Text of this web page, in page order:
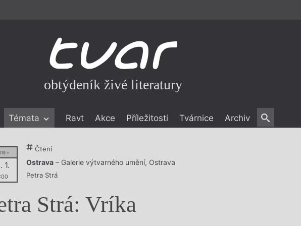
obtýdeník živé literatury
Témata Ravt Akce Příležitosti Tvárnice Archiv
=
1.
Čtení
Ostrava – Galerie výtvarného umění, Ostrava
Petra Strá
Strá: Vríka